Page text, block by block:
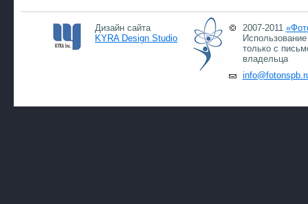
Дизайн сайта
KYRA Design Studio
2007-2011
только с
владельца